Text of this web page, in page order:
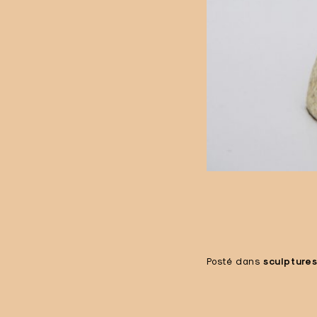
Posté dans sculptures